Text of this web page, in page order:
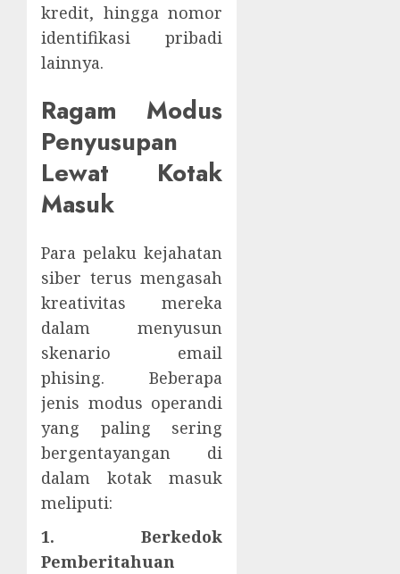
kredit, hingga nomor
identifikasi pribadi
lainnya.
Ragam Modus
Penyusupan
Lewat Kotak
Masuk
Para pelaku kejahatan
siber terus mengasah
kreativitas mereka
dalam menyusun
skenario email
phising. Beberapa
jenis modus operandi
yang paling sering
bergentayangan di
dalam kotak masuk
meliputi:
1. Berkedok
Pemberitahuan